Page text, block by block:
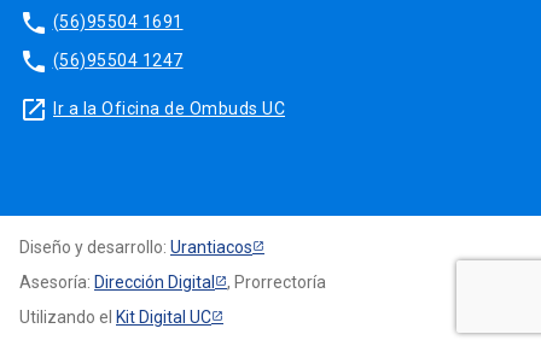
phone (56)95504 1691
phone (56)95504 1247
launch Ir a la Oficina de Ombuds UC
Diseño y desarrollo: Urantiacos
Asesoría: Dirección Digital
, Prorrectoría
Utilizando el Kit Digital UC